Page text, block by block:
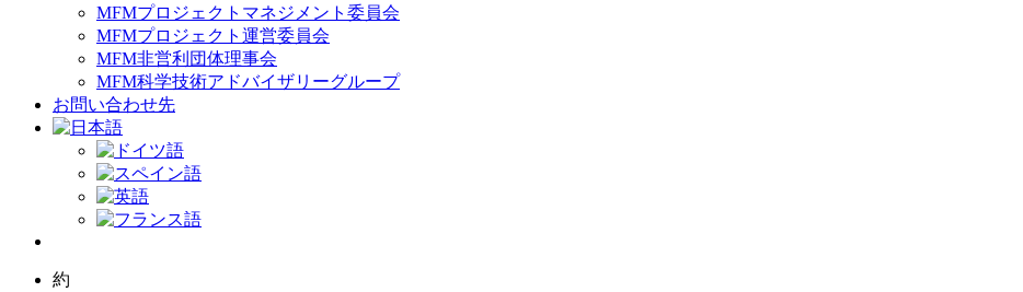
MFMプロジェクトマネジメント委員会
MFMプロジェクト運営委員会
MFM非営利団体理事会
MFM科学技術アドバイザリーグループ
お問い合わせ先
約